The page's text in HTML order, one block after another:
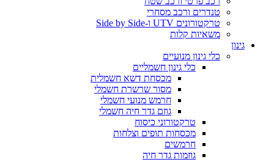
טנדרים ורכב מסחרי
טרקטורונים UTV ו-Side by Side
משאיות קלות
גינון
כלי גינון מנועיים
כלי גינון חשמליים
מכסחת דשא חשמלית
מסור שרשרת חשמלי
חרמש מנועי חשמלי
גוזם גדר חיה חשמלי
טרקטורוני כיסוח
מכסחות תופים וצלחות
חרמשים
גוזמות גדר חיה